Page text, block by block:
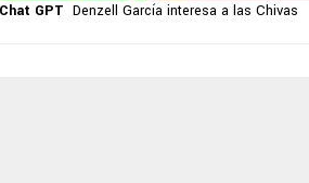
GPT Denzell García interesa a las Chivas